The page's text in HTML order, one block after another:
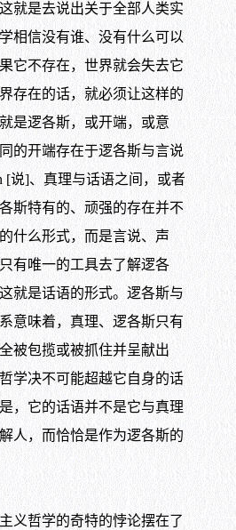
就是去说出关于全部人类实
相信没有谁、没有什么可以
它不存在，世界就会失去它
存在的话，就必须让这样的
是逻各斯，或开端，或意
的开端存在于逻各斯与言说
[说]、真理与话语之间，或者
斯特有的、顽强的存在并不
什么形式，而是言说、声
有唯一的工具去了解逻各
就是话语的形式。逻各斯与
意味着，真理、逻各斯只有
被包揽或被抓住并呈献出
学决不可能超越它自身的话
，它的话语并不是它与真理
人，而恰恰是作为逻各斯的
哲学的奇特的悖论摆在了